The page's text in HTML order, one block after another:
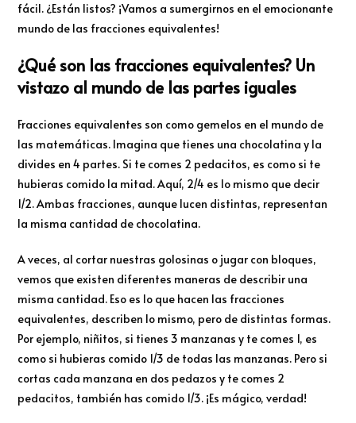
fácil. ¿Están listos? ¡Vamos a sumergirnos en el emocionante
mundo de las fracciones equivalentes!
¿Qué son las fracciones equivalentes? Un
vistazo al mundo de las partes iguales
Fracciones equivalentes son como gemelos en el mundo de
las matemáticas. Imagina que tienes una chocolatina y la
divides en 4 partes. Si te comes 2 pedacitos, es como si te
hubieras comido la mitad. Aquí, 2/4 es lo mismo que decir
1/2. Ambas fracciones, aunque lucen distintas, representan
la misma cantidad de chocolatina.
A veces, al cortar nuestras golosinas o jugar con bloques,
vemos que existen diferentes maneras de describir una
misma cantidad. Eso es lo que hacen las fracciones
equivalentes, describen lo mismo, pero de distintas formas.
Por ejemplo, niñitos, si tienes 3 manzanas y te comes 1, es
como si hubieras comido 1/3 de todas las manzanas. Pero si
cortas cada manzana en dos pedazos y te comes 2
pedacitos, también has comido 1/3. ¡Es mágico, verdad!